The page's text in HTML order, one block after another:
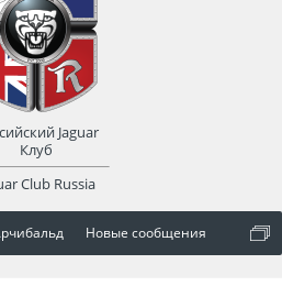
Новые сообщения
Jaguar
Клуб
Club Russia
оват